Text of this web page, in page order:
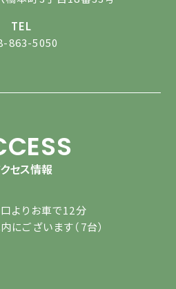
TEL
863-5050
セス情報
よりお車で12分
にございます（7台）